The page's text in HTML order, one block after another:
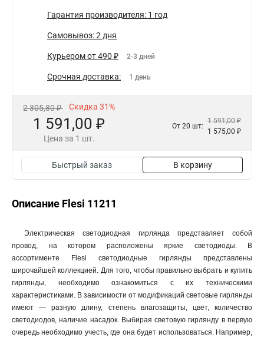
Гарантия производителя: 1 год
Самовывоз: 2 дня
Курьером от 490 ₽ 2-3 дней
Срочная доставка: 1 день
2 305,80 ₽ Скидка 31%
1 591,00 ₽
Цена за 1 шт.
От 20 шт:
1 591,00 ₽
1 575,00 ₽
Быстрый заказ В корзину
Описание Flesi 11211
Электрическая светодиодная гирлянда представляет собой
провод, на котором расположены яркие светодиоды. В
ассортименте Flesi светодиодные гирлянды представлены
широчайшей коллекцией. Для того, чтобы правильно выбрать и купить
гирлянды, необходимо ознакомиться с их техническими
характеристиками. В зависимости от модификаций световые гирлянды
имеют — разную длину, степень влагозащиты, цвет, количество
светодиодов, наличие насадок. Выбирая световую гирлянду в первую
очередь необходимо учесть, где она будет использоваться. Например,